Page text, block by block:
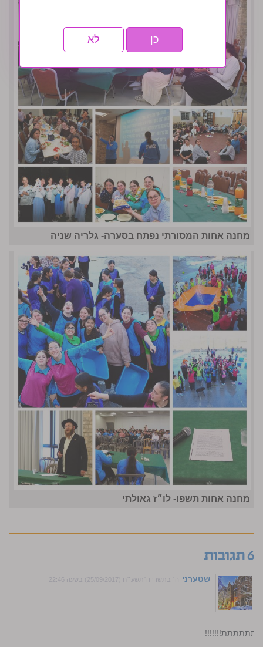
מחנה אחות המסורתי נפתח בסערה- גלריה שניה
מחנה אחות תשפו- לו״ז גאולתי
6 תגובות
שטערני ה׳ בתשרי ה׳תשע״ח (25/09/2017) בשעה 22:46
כן לא